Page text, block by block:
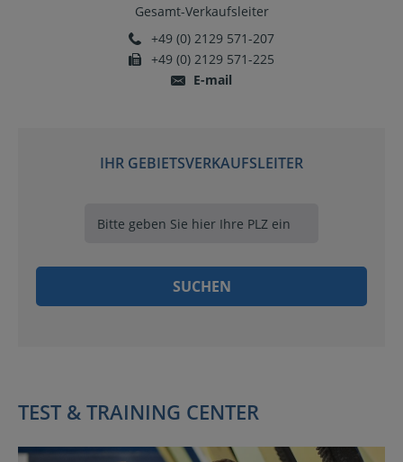
Gesamt-Verkaufsleiter
+49 (0) 2129 571-207
+49 (0) 2129 571-225
E-mail
IHR GEBIETSVERKAUFSLEITER
TEST & TRAINING CENTER